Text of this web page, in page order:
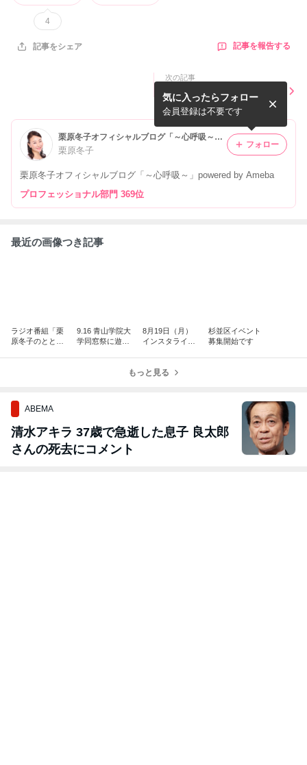
4
記事をシェア 記事を報告する
次の記事
ラジオ番組「栗原冬子のとと
のう時間」スタートします！
栗原冬子オフィシャルブログ「～心呼吸～」powered by Ameba
栗原冬子
栗原冬子オフィシャルブログ「～心呼吸～」powered by Ameba
気に入ったらフォロー
会員登録は不要です
フォロー
プロフェッショナル部門 369位
最近の画像つき記事
ラジオ番組「栗
原冬子のととの
9.16 青山学院大
学同窓祭に遊び
8月19日（月）
インスタライブ
杉並区イベント
募集開始です
もっと見る
ABEMA
清水アキラ 37歳で急逝した息子 良太郎
さんの死去にコメント